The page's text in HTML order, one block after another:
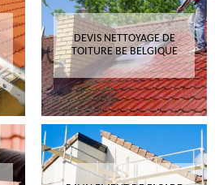
DEVIS NETTOYAGE DE
TOITURE BE BELGIQUE